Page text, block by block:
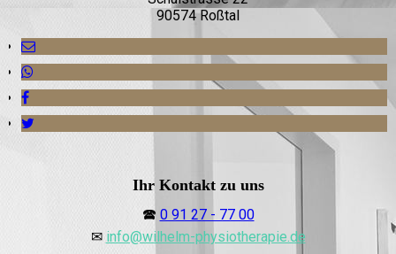
90574 Roßtal
Ihr Kontakt zu uns
🕿 0 91 27 - 77 00
✉ info@wilhelm-physiotherapie.de